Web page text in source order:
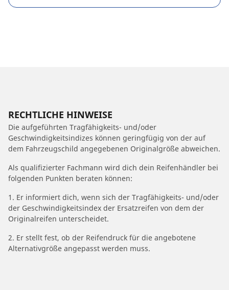
RECHTLICHE HINWEISE
Die aufgeführten Tragfähigkeits- und/oder
Geschwindigkeitsindizes können geringfügig von der auf
dem Fahrzeugschild angegebenen Originalgröße abweichen.
Als qualifizierter Fachmann wird dich dein Reifenhändler bei
folgenden Punkten beraten können:
1. Er informiert dich, wenn sich der Tragfähigkeits- und/oder
der Geschwindigkeitsindex der Ersatzreifen von dem der
Originalreifen unterscheidet.
2. Er stellt fest, ob der Reifendruck für die angebotene
Alternativgröße angepasst werden muss.